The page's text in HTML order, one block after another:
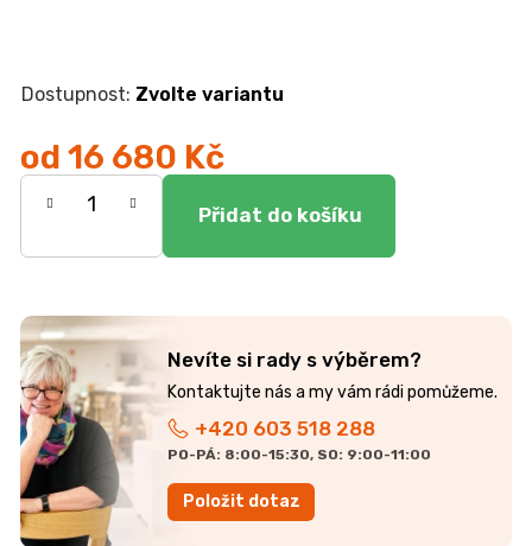
Zvolte variantu
od 16 680 Kč
Měrná
Nevíte si rady s výběrem?
+420 603 518 288
PO-PÁ: 8:00-15:30, SO: 9:00-11:00
Položit dotaz